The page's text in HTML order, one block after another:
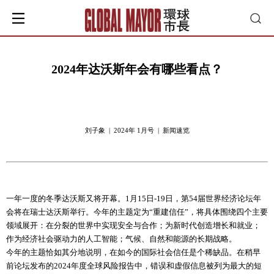
2024年达沃斯年会有哪些看点？
刘子象 | 2024年 1月号 | 新闻速览
一年一度的冬季达沃斯又将开幕。1月15日-19日，第54届世界经济论坛年
会将在瑞士达沃斯举行。今年的主题定为“重建信任”，将具体围绕四个主要
领域展开：在分裂的世界中实现安全与合作；为新时代创造增长和就业；
作为经济社会驱动力的人工智能；气候、自然和能源的长期战略。
今年的主题恰如其分地说明，在如今的国际社会信任是个稀缺品。在稍早
前论坛发布的2024年度全球风险报告中，错误和虚假信息被列为最大的短